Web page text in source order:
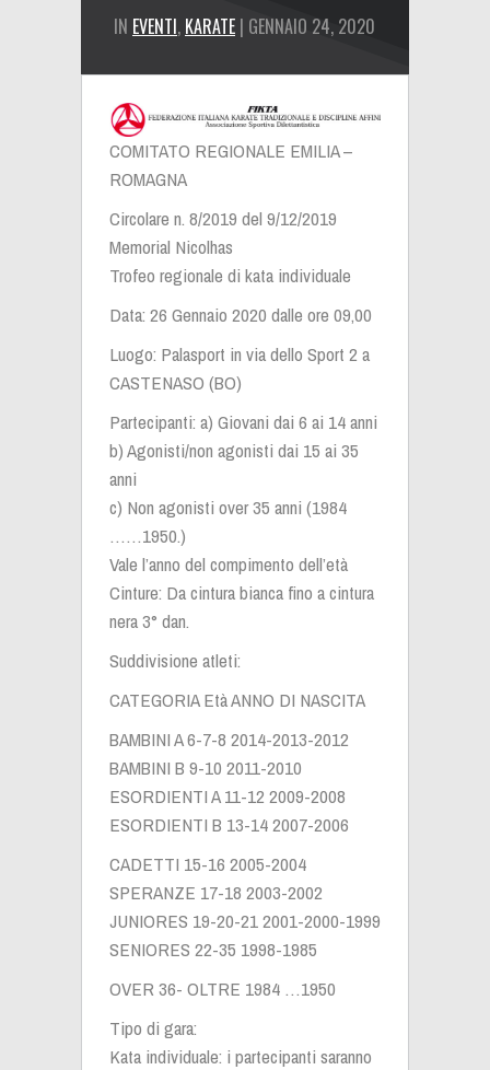
IN EVENTI, KARATE | GENNAIO 24, 2020
COMITATO REGIONALE EMILIA –
ROMAGNA
Circolare n. 8/2019 del 9/12/2019
Memorial Nicolhas
Trofeo regionale di kata individuale
Data: 26 Gennaio 2020 dalle ore 09,00
Luogo: Palasport in via dello Sport 2 a
CASTENASO (BO)
Partecipanti: a) Giovani dai 6 ai 14 anni
b) Agonisti/non agonisti dai 15 ai 35
anni
c) Non agonisti over 35 anni (1984
……1950.)
Vale l’anno del compimento dell’età
Cinture: Da cintura bianca fino a cintura
nera 3° dan.
Suddivisione atleti:
CATEGORIA Età ANNO DI NASCITA
BAMBINI A 6-7-8 2014-2013-2012
BAMBINI B 9-10 2011-2010
ESORDIENTI A 11-12 2009-2008
ESORDIENTI B 13-14 2007-2006
CADETTI 15-16 2005-2004
SPERANZE 17-18 2003-2002
JUNIORES 19-20-21 2001-2000-1999
SENIORES 22-35 1998-1985
OVER 36- OLTRE 1984 …1950
Tipo di gara:
Kata individuale: i partecipanti saranno